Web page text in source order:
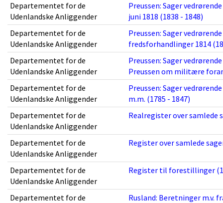
Departementet for de
Udenlandske Anliggender
Preussen: Sager
juni 1818 (1838 - 1848)
Departementet for de
Udenlandske Anliggender
Preussen: Sager
fredsforhandlinger 1814
Departementet for de
Udenlandske Anliggender
Preussen: Sager
Preussen om militære
Departementet for de
Udenlandske Anliggender
Preussen: Sager
m.m. (1785 - 1847)
Departementet for de
Udenlandske Anliggender
Realregister over samlede
Departementet for de
Udenlandske Anliggender
Register over samlede
Departementet for de
Udenlandske Anliggender
Register til forestillinger
Departementet for de
Rusland: Beretninger m.v.